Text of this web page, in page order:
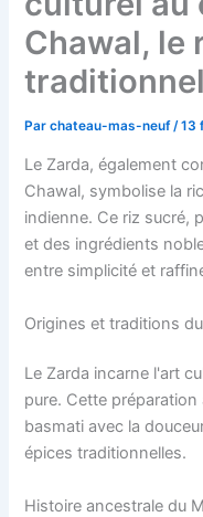
Chawal, le
Parchateau-mas-neuf /13
Le Zarda, également
Chawal, symbolise la
indienne. Ce riz sucré,
et des ingrédients
entre simplicité et
Origines et traditions
Le Zarda incarne l'art
pure. Cette
basmati avec la
épices traditionnelles.
Histoire ancestrale du